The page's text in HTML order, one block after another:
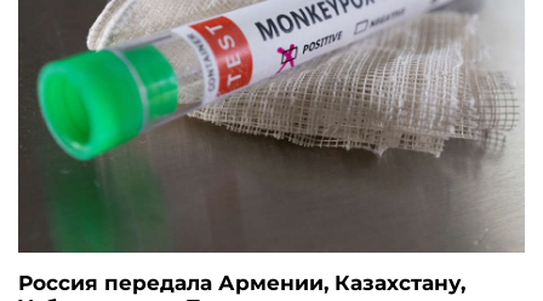
Россия передала Армении, Казахстану,